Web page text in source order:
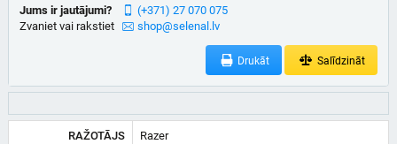
Jums ir jautājumi?
Zvaniet vai rakstiet
(+371) 27 070 075
shop@selenal.lv
Drukāt Salīdzināt
RAŽOTĀJS Razer